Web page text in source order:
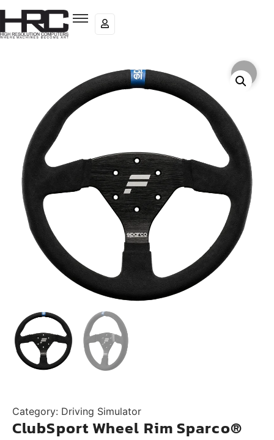
Category: Driving Simulator
ClubSport Wheel Rim Sparco®